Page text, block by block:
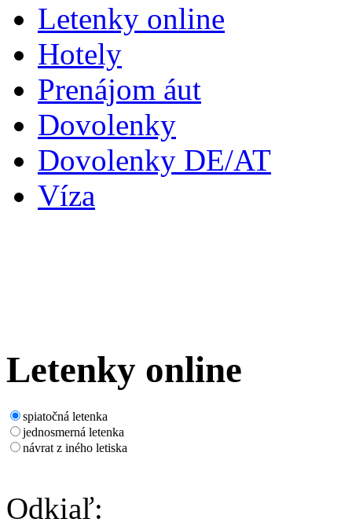
Letenky online
Hotely
Prenájom áut
Dovolenky
Dovolenky DE/AT
Víza
Letenky online
spiatočná letenka
jednosmerná letenka
návrat z iného letiska
Odkiaľ: